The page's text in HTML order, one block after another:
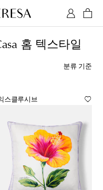
홈 텍스타일
분류 기준
스클루시브